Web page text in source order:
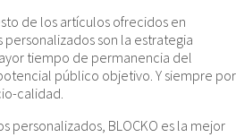
de los artículos ofrecidos en
personalizados son la estrategia
tiempo de permanencia del
público objetivo. Y siempre por
calidad.
personalizados, BLOCKO es la mejor